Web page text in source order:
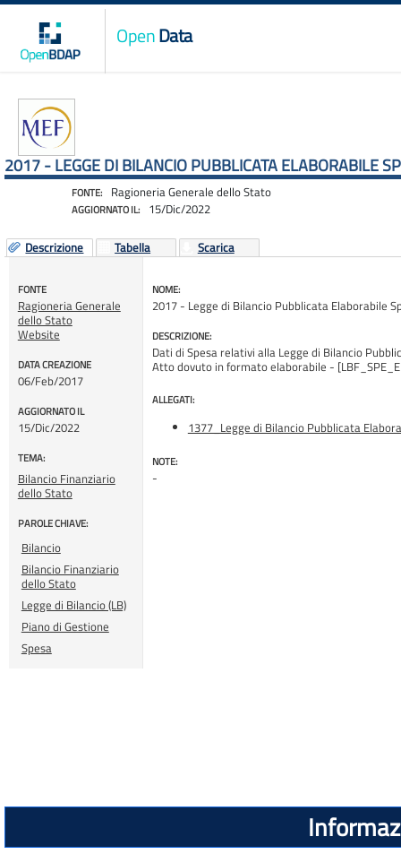
OpenData
2017 - LEGGE DI BILANCIO PUBBLICATA ELABORABILE
FONTE: Ragioneria Generale dello Stato
AGGIORNATO IL: 15/Dic/2022
Descrizione Tabella Scarica
FONTE
Ragioneria Generale
dello Stato
Website
DATA CREAZIONE
06/Feb/2017
AGGIORNATO IL
15/Dic/2022
TEMA:
Bilancio Finanziario
dello Stato
PAROLE CHIAVE:
Bilancio
Bilancio Finanziario
dello Stato
Legge di Bilancio (LB)
Piano di Gestione
Spesa
NOME:
2017 - Legge di Bilancio Pubblicata Elaborabile
DESCRIZIONE:
Dati di Spesa relativi alla Legge di Bilancio
Atto dovuto in formato elaborabile -
ALLEGATI:
1377_Legge di Bilancio Pubblicata
NOTE:
-